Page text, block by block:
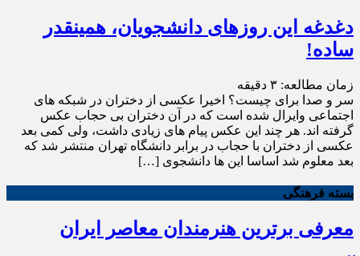
دغدغه این روزهای دانشجویان، همینقدر
ساده!
زمان مطالعه: ۳ دقیقه
سر و صدا برای چیست؟ اخیرا عکسی از دختران در شبکه های
اجتماعی وایرال شده است که در آن دختران بی حجاب عکس
گرفته اند. هر چند این عکس پیام های زیادی داشت، ولی کمی بعد
عکسی از دختران با حجاب در برابر دانشگاه تهران منتشر شد که
بعد معلوم شد اساسا این ها دانشجوی […]
بسته فرهنگی
معرفی برترین هنرمندان معاصر ایران